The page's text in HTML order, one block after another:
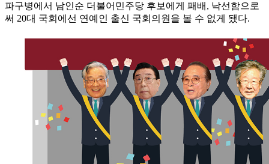
파구병에서 남인순 더불어민주당 후보에게 패배, 낙선함으로
써 20대 국회에선 연예인 출신 국회의원을 볼 수 없게 됐다.